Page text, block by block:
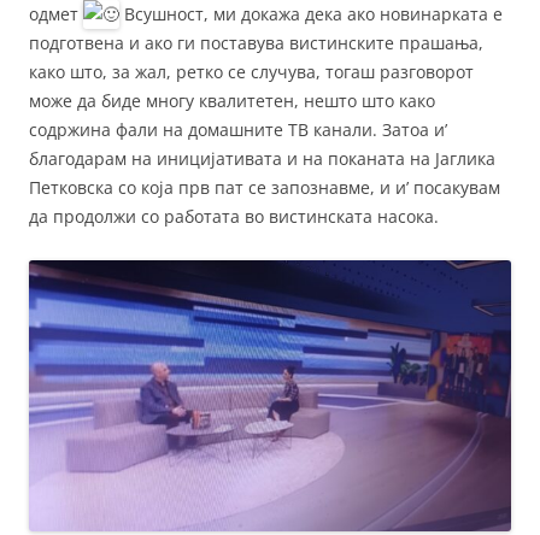
одмет
Всушност, ми докажа дека ако новинарката е
подготвена и ако ги поставува вистинските прашања,
како што, за жал, ретко се случува, тогаш разговорот
може да биде многу квалитетен, нешто што како
содржина фали на домашните ТВ канали. Затоа и’
благодарам на иницијативата и на поканата на Јаглика
Петковска со која прв пат се запознавме, и и’ посакувам
да продолжи со работата во вистинската насока.